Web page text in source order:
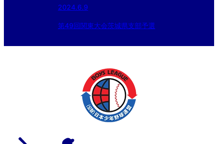
2024.6.9
第49回関東大会茨城県支部予選